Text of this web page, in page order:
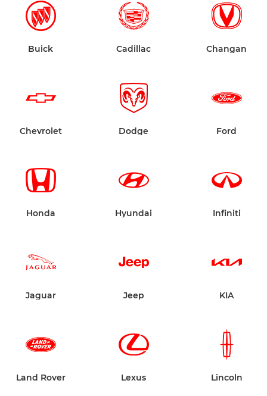
Buick Cadillac Changan
Chevrolet Dodge Ford
Honda Hyundai Infiniti
Jaguar Jeep KIA
Land Rover Lexus Lincoln